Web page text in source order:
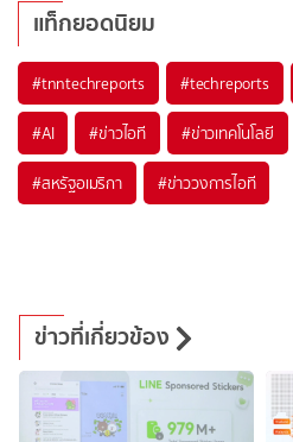
แท็กยอดนิยม
#tnntechreports #techreports
#AI #ข่าวไอที #ข่าวเทคโนโลยี
#สหรัฐอเมริกา #ข่าววงการไอที
ข่าวที่เกี่ยวข้อง